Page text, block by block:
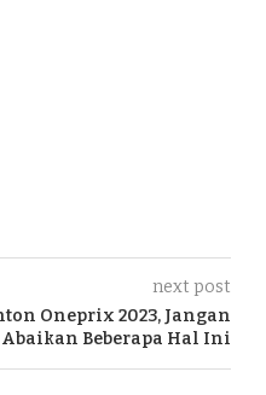
next post
Oneprix 2023, Jangan
Abaikan Beberapa Hal Ini